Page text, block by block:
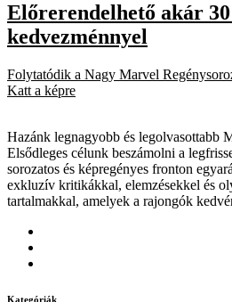
Előrerendelhető akár
kedvezménnyel
Folytatódik a Nagy Marvel
Katt a képre
Hazánk legnagyobb és legolvasottabb
Elsődleges célunk beszámolni a
sorozatos és képregényes fronton
exkluzív kritikákkal, elemzésekkel és
tartalmakkal, amelyek a rajongók
Kategóriák